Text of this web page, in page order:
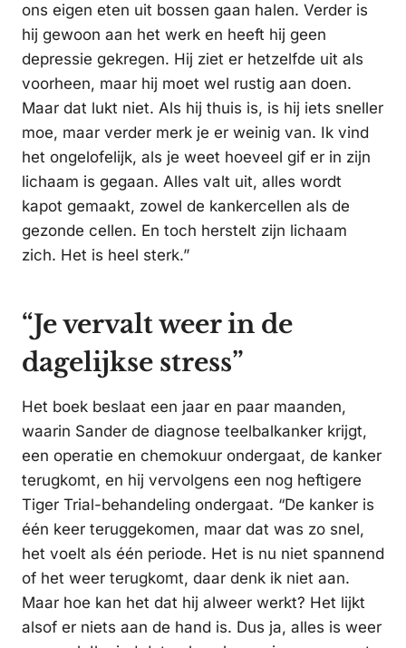
ons eigen eten uit bossen gaan halen. Verder is
hij gewoon aan het werk en heeft hij geen
depressie gekregen. Hij ziet er hetzelfde uit als
voorheen, maar hij moet wel rustig aan doen.
Maar dat lukt niet. Als hij thuis is, is hij iets sneller
moe, maar verder merk je er weinig van. Ik vind
het ongelofelijk, als je weet hoeveel gif er in zijn
lichaam is gegaan. Alles valt uit, alles wordt
kapot gemaakt, zowel de kankercellen als de
gezonde cellen. En toch herstelt zijn lichaam
zich. Het is heel sterk.”
“Je vervalt weer in de
dagelijkse stress”
Het boek beslaat een jaar en paar maanden,
waarin Sander de diagnose teelbalkanker krijgt,
een operatie en chemokuur ondergaat, de kanker
terugkomt, en hij vervolgens een nog heftigere
Tiger Trial-behandeling ondergaat. “De kanker is
één keer teruggekomen, maar dat was zo snel,
het voelt als één periode. Het is nu niet spannend
of het weer terugkomt, daar denk ik niet aan.
Maar hoe kan het dat hij alweer werkt? Het lijkt
alsof er niets aan de hand is. Dus ja, alles is weer